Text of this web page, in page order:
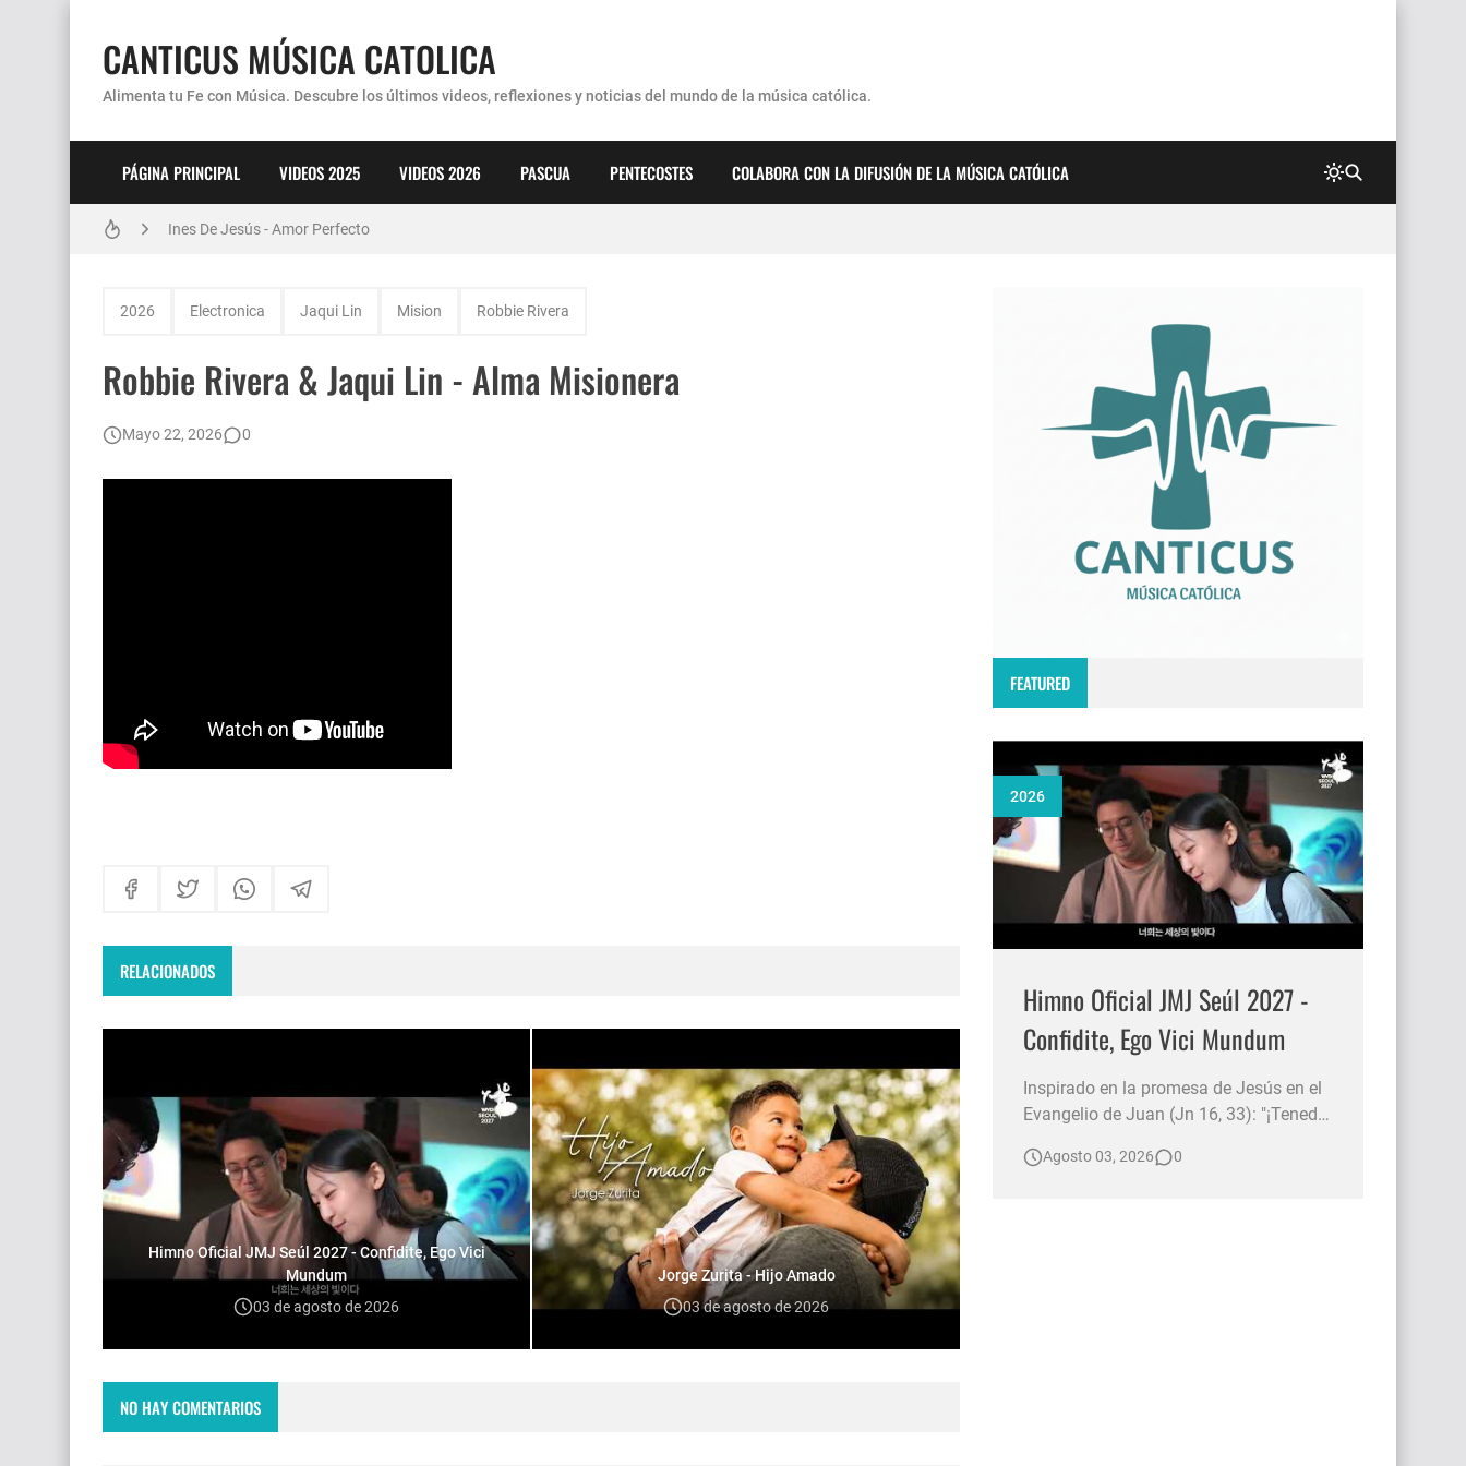
CANTICUS MÚSICA CATOLICA
Alimenta tu Fe con Música. Descubre los últimos videos, reflexiones y noticias del mundo de la música católica.
PÁGINA PRINCIPAL VIDEOS 2025 VIDEOS 2026 PASCUA PENTECOSTES COLABORA CON LA DIFUSIÓN DE LA MÚSICA CATÓLICA
Coro Laraland - Aunque no lo pueda ver
Ines De Jesús - Amor Perfecto
Son By Four - Seremos Santos
Athenas - Reina del Parana (Virgen de Itati)
Inés De Jesús - Vuelve A Mi
2026 Electronica Jaqui Lin Mision Robbie Rivera
Robbie Rivera & Jaqui Lin - Alma Misionera
Mayo 22, 2026 0
RELACIONADOS
Himno Oficial JMJ Seúl 2027 - Confidite, Ego Vici
Mundum
03 de agosto de 2026
Jorge Zurita - Hijo Amado
03 de agosto de 2026
NO HAY COMENTARIOS
FEATURED
2026
Himno Oficial JMJ Seúl 2027 -
Confidite, Ego Vici Mundum
Inspirado en la promesa de Jesús en el
Evangelio de Juan (Jn 16, 33): "¡Tened
himno invita a renovar la fe y la
Agosto 03, 2026 0